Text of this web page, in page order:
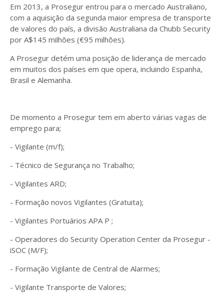
Em 2013, a Prosegur entrou para o mercado Australiano,
com a aquisição da segunda maior empresa de transporte
de valores do país, a divisão Australiana da Chubb Security
por A$145 milhões (€95 milhões).
A Prosegur detém uma posição de liderança de mercado
em muitos dos países em que opera, incluindo Espanha,
Brasil e Alemanha.
De momento a Prosegur tem em aberto várias vagas de
emprego para;
- Vigilante (m/f);
- Técnico de Segurança no Trabalho;
- Vigilantes ARD;
- Formação novos Vigilantes (Gratuita);
- Vigilantes Portuários APA P ;
- Operadores do Security Operation Center da Prosegur -
iSOC (M/F);
- Formação Vigilante de Central de Alarmes;
- Vigilante Transporte de Valores;